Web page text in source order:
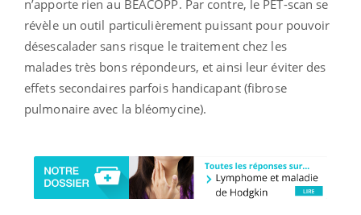
n’apporte rien au BEACOPP. Par contre, le PET-scan se
révèle un outil particulièrement puissant pour pouvoir
désescalader sans risque le traitement chez les
malades très bons répondeurs, et ainsi leur éviter des
effets secondaires parfois handicapant (fibrose
pulmonaire avec la bléomycine).